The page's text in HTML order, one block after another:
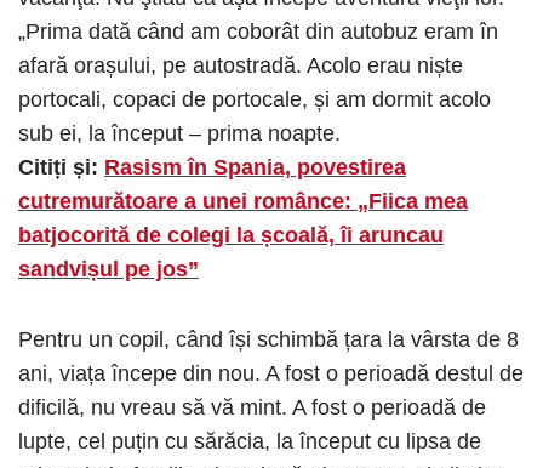
„Prima dată când am coborât din autobuz eram în
afară orașului, pe autostradă. Acolo erau niște
portocali, copaci de portocale, și am dormit acolo
sub ei, la început – prima noapte.
Citiți și: Rasism în Spania, povestirea
cutremurătoare a unei românce: „Fiica mea
batjocorită de colegi la școală, îi aruncau
sandvișul pe jos”
Pentru un copil, când își schimbă țara la vârsta de 8
ani, viața începe din nou. A fost o perioadă destul de
dificilă, nu vreau să vă mint. A fost o perioadă de
lupte, cel puțin cu sărăcia, la început cu lipsa de